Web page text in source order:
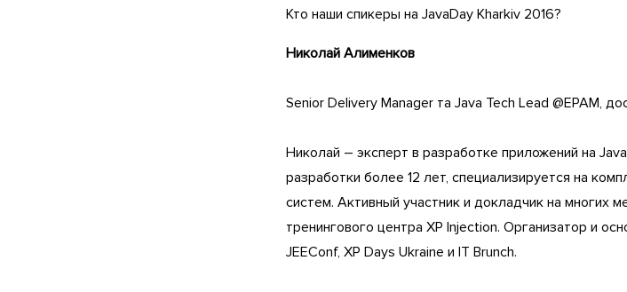
Кто наши спикеры на JavaDay Kharkiv 2016?
Николай Алименков
Senior Delivery Manager та Java Tech Lead @EPAM,
Николай – эксперт в разработке приложений на
разработки более 12 лет, специализируется на
систем. Активный участник и докладчик на многих
тренингового центра XP Injection. Организатор и
JEEConf, XP Days Ukraine и IT Brunch.